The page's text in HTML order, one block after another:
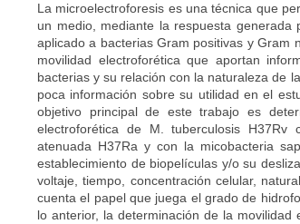
La microelectroforesis es una técnica que
un medio, mediante la respuesta
aplicado a bacterias Gram positivas y Gram
movilidad electroforética que aportan
bacterias y su relación con la naturaleza de
poca información sobre su utilidad en el
objetivo principal de este trabajo es
electroforética de M. tuberculosis
atenuada H37Ra y con la micobacteria
establecimiento de biopelículas y/o su
voltaje, tiempo, concentración celular,
cuenta el papel que juega el grado de
lo anterior, la determinación de la